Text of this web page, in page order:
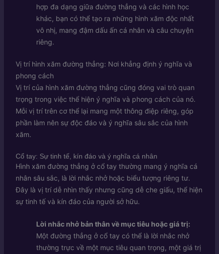
hợp đa dạng giữa đường thẳng và các hình học
khác, bạn có thể tạo ra những hình xăm độc nhất
vô nhị, mang đậm dấu ấn cá nhân và câu chuyện
riêng.
Vị trí hình xăm đường thẳng: Nơi khẳng định ý nghĩa và
phong cách
Vị trí của hình xăm đường thẳng cũng đóng vai trò quan
trọng trong việc thể hiện ý nghĩa và phong cách của nó.
Mỗi vị trí trên cơ thể lại mang một thông điệp riêng, góp
phần làm nên sự độc đáo và ý nghĩa sâu sắc của hình
xăm.
Cổ tay: Sự tinh tế, kín đáo và ý nghĩa cá nhân
Hình xăm đường thẳng ở cổ tay thường mang ý nghĩa cá
nhân sâu sắc, là lời nhắc nhở hoặc biểu tượng riêng tư.
Đây là vị trí dễ nhìn thấy nhưng cũng dễ che giấu, thể hiện
sự tinh tế và kín đáo của người sở hữu.
Lời nhắc nhở bản thân về mục tiêu hoặc giá trị:
Một đường thẳng ở cổ tay có thể là lời nhắc nhở
thường trực về một mục tiêu quan trọng, một giá trị